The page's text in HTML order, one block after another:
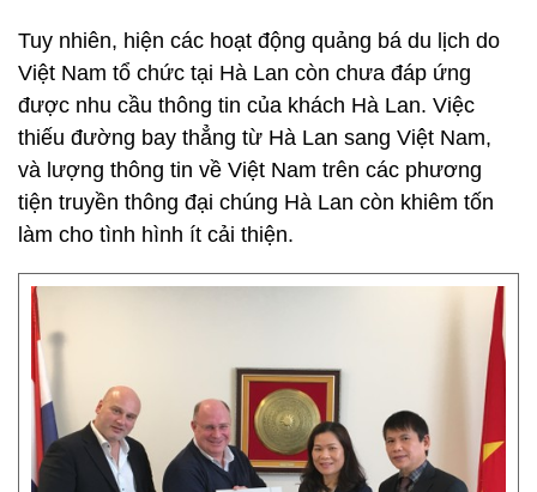
Tuy nhiên, hiện các hoạt động quảng bá du lịch do
Việt Nam tổ chức tại Hà Lan còn chưa đáp ứng
được nhu cầu thông tin của khách Hà Lan. Việc
thiếu đường bay thẳng từ Hà Lan sang Việt Nam,
và lượng thông tin về Việt Nam trên các phương
tiện truyền thông đại chúng Hà Lan còn khiêm tốn
làm cho tình hình ít cải thiện.